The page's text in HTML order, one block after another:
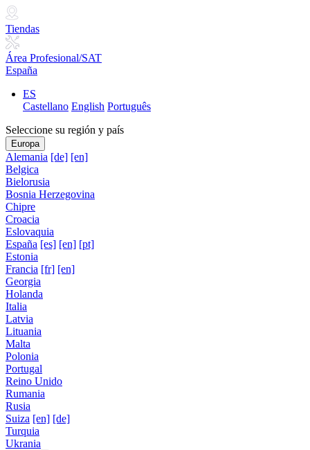
Tiendas
Área Profesional/SAT
España
ES
Castellano English Português
Seleccione su región y país
Europa
Alemania [de] [en]
Belgica
Bielorusia
Bosnia Herzegovina
Chipre
Croacia
Eslovaquia
España [es] [en] [pt]
Estonia
Francia [fr] [en]
Georgia
Holanda
Italia
Latvia
Lituania
Malta
Polonia
Portugal
Reino Unido
Rumania
Rusia
Suiza [en] [de]
Turquia
Ukrania